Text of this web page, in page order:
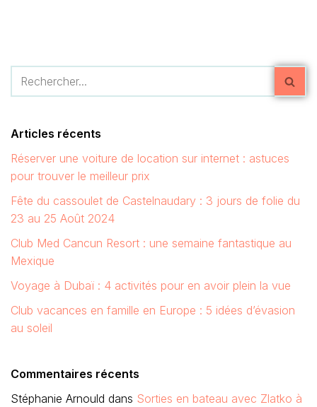
Articles récents
Réserver une voiture de location sur internet : astuces
pour trouver le meilleur prix
Fête du cassoulet de Castelnaudary : 3 jours de folie du
23 au 25 Août 2024
Club Med Cancun Resort : une semaine fantastique au
Mexique
Voyage à Dubaï : 4 activités pour en avoir plein la vue
Club vacances en famille en Europe : 5 idées d’évasion
au soleil
Commentaires récents
Stéphanie Arnould dans Sorties en bateau avec Zlatko à